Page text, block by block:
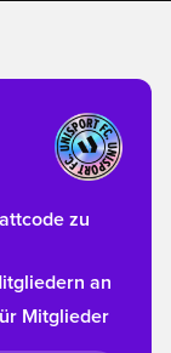
zu
an
Mitglieder